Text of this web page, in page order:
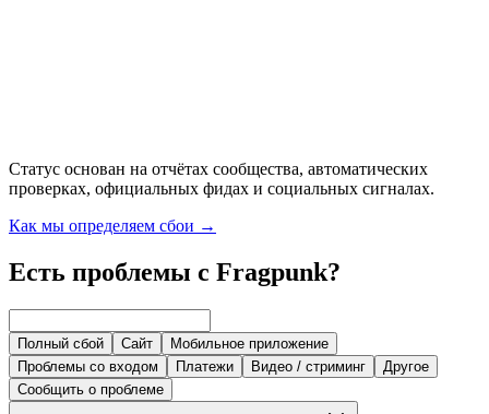
Статус основан на отчётах сообщества, автоматических
проверках, официальных фидах и социальных сигналах.
Как мы определяем сбои →
Есть проблемы с Fragpunk?
Полный сбой Сайт
Мобильное приложение
Проблемы со входом
Платежи Видео / стриминг
Другое
Сообщить о проблеме